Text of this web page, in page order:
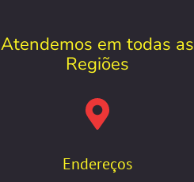
Atendemos em todas as
Regiões
Endereços